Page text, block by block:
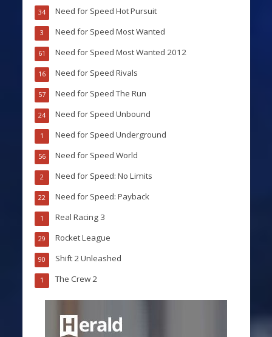
Need for Speed Hot Pursuit
34
Need for Speed Most Wanted
3
Need for Speed Most Wanted 2012
61
Need for Speed Rivals
16
Need for Speed The Run
57
Need for Speed Unbound
24
Need for Speed Underground
1
Need for Speed World
56
Need for Speed: No Limits
2
Need for Speed: Payback
22
Real Racing 3
1
Rocket League
29
Shift 2 Unleashed
90
The Crew 2
1